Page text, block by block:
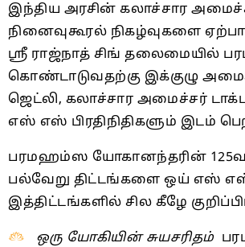
இந்திய அரசின் கலாச்சார
நினைவுகூரல் நிகழ்வுகளை
ஶ்ரீ ராஜ்நாத் சிங் தலைமையில்
கொண்டாடுவதற்கு இக்குழு
ஜெட்லி, கலாச்சார அமைச்சர்
எஸ் எஸ் பிரதிநிதிகளும் இடம்
பரமஹம்ஸ யோகானந்தரின்
பல்வேறு திட்டங்களை ஒய் எஸ்
இத்திட்டங்களில் சில கீழே
ஒரு யோகியின் சுயசரிதம்